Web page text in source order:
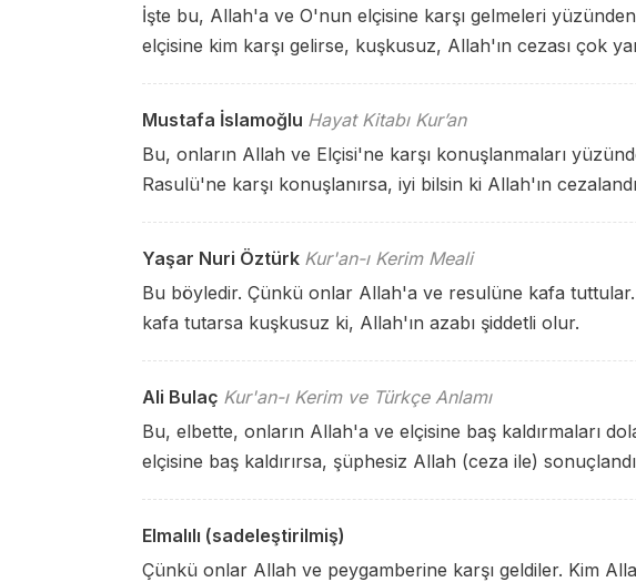
İşte bu, Allah'a ve O'nun elçisine karşı gelmeleri
elçisine kim karşı gelirse, kuşkusuz, Allah'ın cezası çok
Mustafa İslamoğlu Hayat Kitabı Kur’an
Bu, onların Allah ve Elçisi'ne karşı konuşlanmaları
Rasulü'ne karşı konuşlanırsa, iyi bilsin ki Allah'ın
Yaşar Nuri Öztürk Kur'an-ı Kerim Meali
Bu böyledir. Çünkü onlar Allah'a ve resulüne kafa
kafa tutarsa kuşkusuz ki, Allah'ın azabı şiddetli olur.
Ali Bulaç Kur'an-ı Kerim ve Türkçe Anlamı
Bu, elbette, onların Allah'a ve elçisine baş kaldırmaları
elçisine baş kaldırırsa, şüphesiz Allah (ceza ile)
Elmalılı (sadeleştirilmiş)
Çünkü onlar Allah ve peygamberine karşı geldiler. Kim